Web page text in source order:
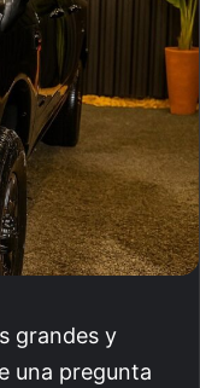
grandes y
una pregunta